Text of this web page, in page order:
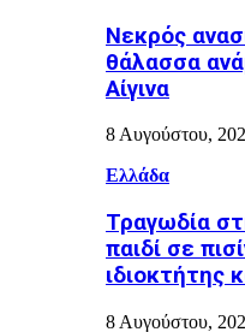
Νεκρός
θάλασσα
Αίγινα
8 Αυγούστου,
Ελλάδα
Τραγωδία
παιδί σε
ιδιοκτήτης
8 Αυγούστου,